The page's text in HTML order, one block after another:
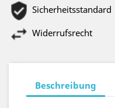
Sicherheitsstandard
Widerrufsrecht
Beschreibung